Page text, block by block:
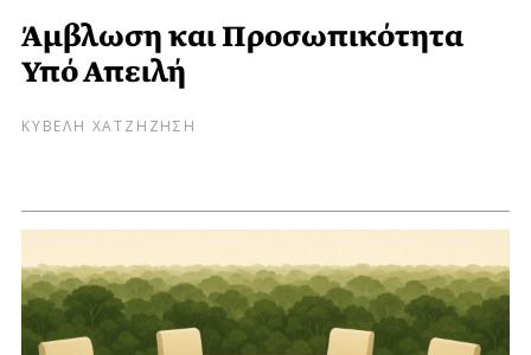
Άμβλωση και Προσωπικότητα
Υπό Απειλή
ΚΥΒΕΛΗ ΧΑΤΖΗΖΗΣΗ